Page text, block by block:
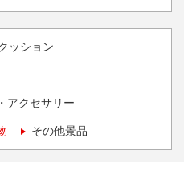
ッション
アクセサリー
その他景品